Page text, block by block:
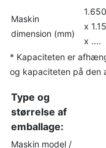
Maskin
dimension (mm)
1.650
x
x ....
* Kapaciteten er
og kapaciteten på den
Type og
størrelse af
emballage:
Maskin model /